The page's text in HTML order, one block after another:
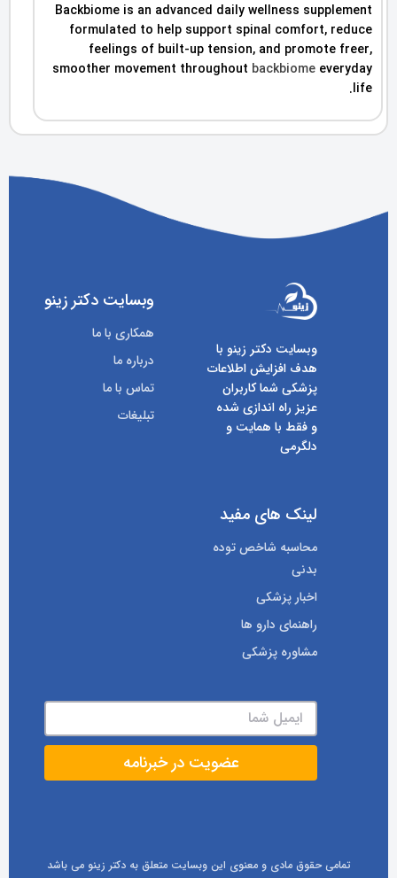
Backbiome is an advanced daily wellness supplement
formulated to help support spinal comfort, reduce
feelings of built-up tension, and promote freer,
smoother movement throughout backbiome everyday
life.
وبسایت دکتر زینو با
هدف افزایش اطلاعات
پزشکی شما کاربران
عزیز راه اندازی شده
و فقط با همایت و
دلگرمی
وبسایت دکتر زینو
همکاری با ما
درباره ما
تماس با ما
تبلیغات
لینک های مفید
محاسبه شاخص توده
بدنی
اخبار پزشکی
راهنمای دارو ها
مشاوره پزشکی
تمامی حقوق مادی و معنوی این وبسایت متعلق به دکتر زینو می باشد